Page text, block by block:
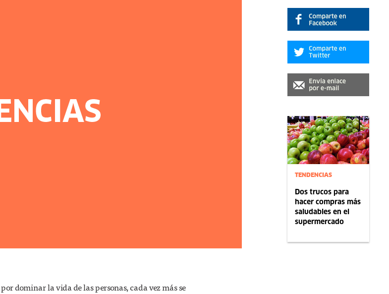
TENDENCIAS
Dos trucos para
hacer compras más
saludables en el
supermercado
dominar la vida de las personas, cada vez más se